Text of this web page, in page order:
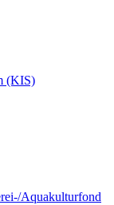
(KIS)
Aquakulturfond